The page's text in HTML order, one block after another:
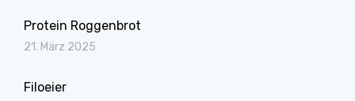
Protein Roggenbrot
21. März 2025
Filoeier